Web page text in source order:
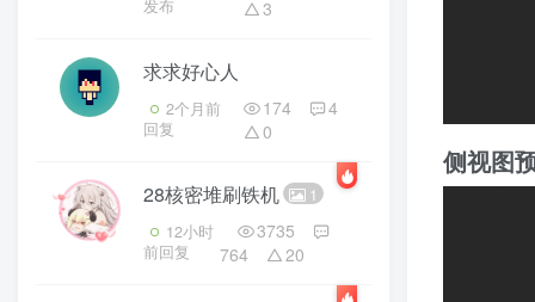
发布 3
求求好心人
2个月前
回复
174
4
0
28核密堆刷铁机 1
12小时
前回复
3735
764
20
侧视图